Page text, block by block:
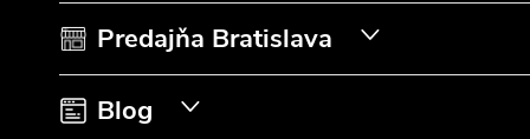
Predajňa Bratislava
Blog